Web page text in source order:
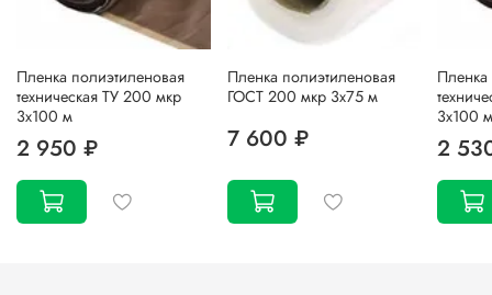
Пленка полиэтиленовая
техническая ТУ 200 мкр
3х100 м
2 950 ₽
Пленка полиэтиленовая
ГОСТ 200 мкр 3х75 м
7 600 ₽
Пленка
3х100 м
2